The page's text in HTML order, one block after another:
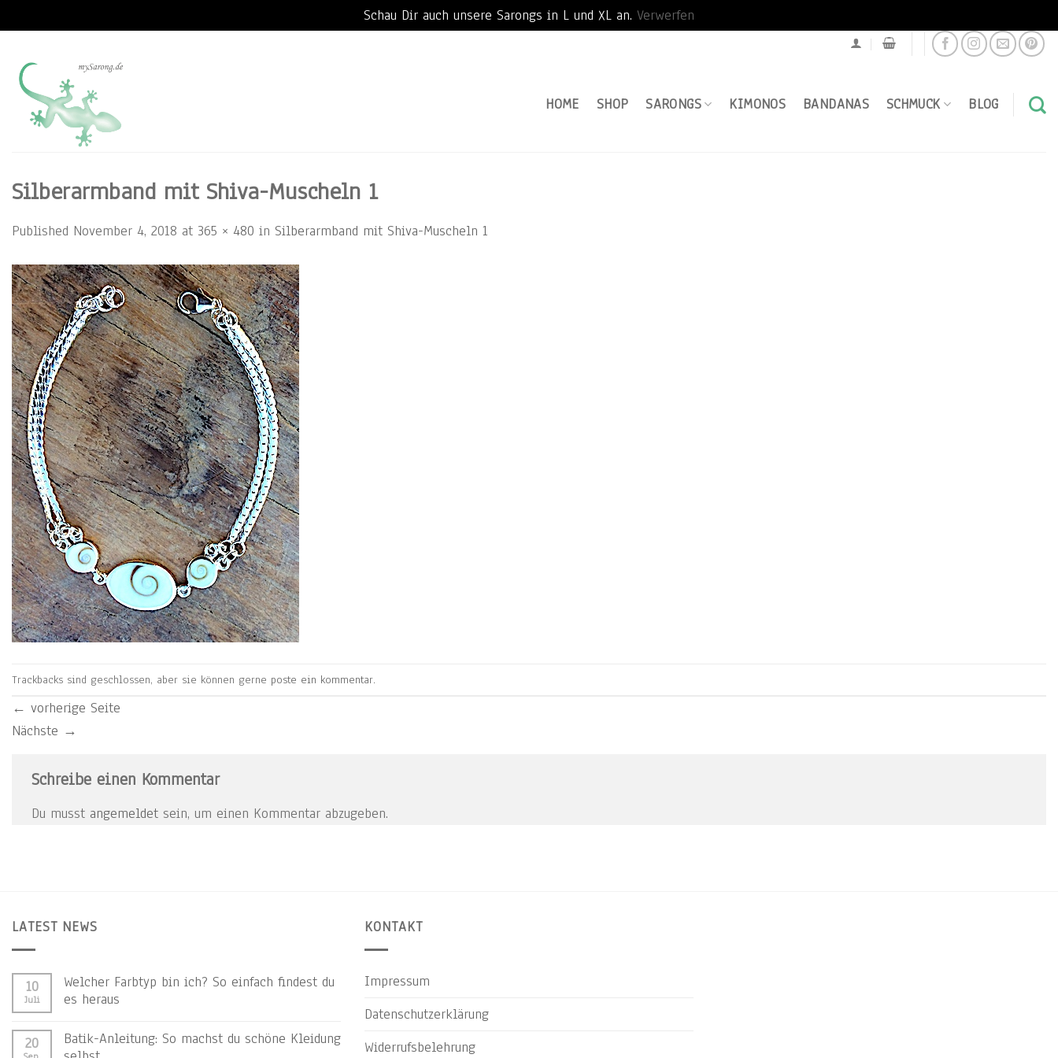
Schau Dir auch unsere Sarongs in L und XL an. Verwerfen
content
HOME
SHOP SARONGS KIMONOS BANDANAS SCHMUCK BLOG
Silberarmband mit Shiva-Muscheln 1
Published November 4, 2018 at 365 × 480 in Silberarmband mit Shiva-Muscheln 1
Trackbacks sind geschlossen, aber sie können gerne poste ein kommentar.
← vorherige Seite
Nächste →
Schreibe einen Kommentar
Du musst angemeldet sein, um einen Kommentar abzugeben.
LATEST NEWS
10
Juli
Welcher Farbtyp bin ich? So einfach findest du
es heraus
20
Batik-Anleitung: So machst du schöne Kleidung
KONTAKT
Impressum
Datenschutzerklärung
Widerrufsbelehrung